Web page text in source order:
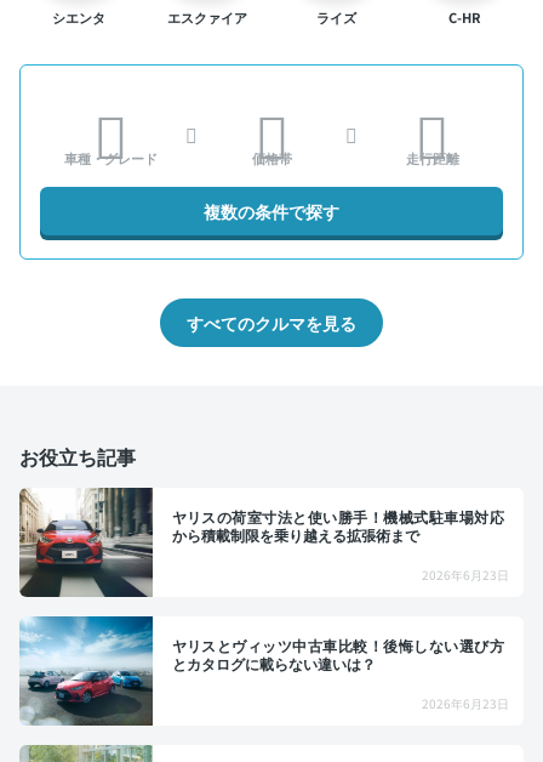
シエンタ エスクァイア ライズ C-HR
車種・グレード 価格帯 走行距離
複数の条件で探す
すべてのクルマを見る
お役立ち記事
ヤリスの荷室寸法と使い勝手！機械式駐車場対応
から積載制限を乗り越える拡張術まで
2026年6月23日
ヤリスとヴィッツ中古車比較！後悔しない選び方
とカタログに載らない違いは？
2026年6月23日